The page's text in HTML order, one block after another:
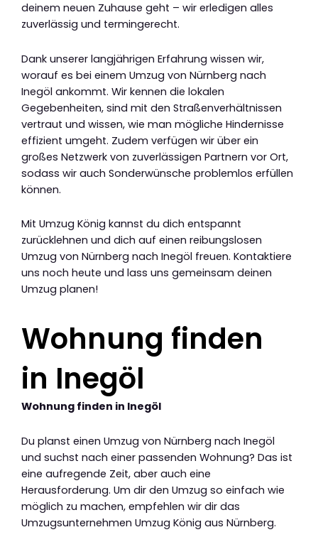
deinem neuen Zuhause geht – wir erledigen alles
zuverlässig und termingerecht.
Dank unserer langjährigen Erfahrung wissen wir,
worauf es bei einem Umzug von Nürnberg nach
Inegöl ankommt. Wir kennen die lokalen
Gegebenheiten, sind mit den Straßenverhältnissen
vertraut und wissen, wie man mögliche Hindernisse
effizient umgeht. Zudem verfügen wir über ein
großes Netzwerk von zuverlässigen Partnern vor Ort,
sodass wir auch Sonderwünsche problemlos erfüllen
können.
Mit Umzug König kannst du dich entspannt
zurücklehnen und dich auf einen reibungslosen
Umzug von Nürnberg nach Inegöl freuen. Kontaktiere
uns noch heute und lass uns gemeinsam deinen
Umzug planen!
Wohnung finden
in Inegöl
Wohnung finden in Inegöl
Du planst einen Umzug von Nürnberg nach Inegöl
und suchst nach einer passenden Wohnung? Das ist
eine aufregende Zeit, aber auch eine
Herausforderung. Um dir den Umzug so einfach wie
möglich zu machen, empfehlen wir dir das
Umzugsunternehmen Umzug König aus Nürnberg.